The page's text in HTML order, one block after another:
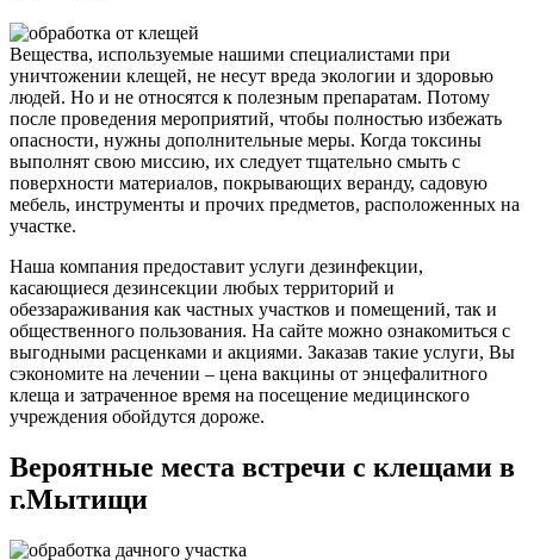
Вещества, используемые нашими специалистами при
уничтожении клещей, не несут вреда экологии и здоровью
людей. Но и не относятся к полезным препаратам. Потому
после проведения мероприятий, чтобы полностью избежать
опасности, нужны дополнительные меры. Когда токсины
выполнят свою миссию, их следует тщательно смыть с
поверхности материалов, покрывающих веранду, садовую
мебель, инструменты и прочих предметов, расположенных на
участке.
Наша компания предоставит услуги дезинфекции,
касающиеся дезинсекции любых территорий и
обеззараживания как частных участков и помещений, так и
общественного пользования. На сайте можно ознакомиться с
выгодными расценками и акциями. Заказав такие услуги, Вы
сэкономите на лечении – цена вакцины от энцефалитного
клеща и затраченное время на посещение медицинского
учреждения обойдутся дороже.
Вероятные места встречи с клещами в
г.Мытищи